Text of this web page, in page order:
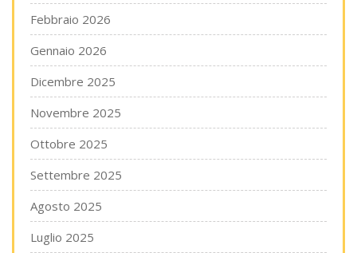
Febbraio 2026
Gennaio 2026
Dicembre 2025
Novembre 2025
Ottobre 2025
Settembre 2025
Agosto 2025
Luglio 2025